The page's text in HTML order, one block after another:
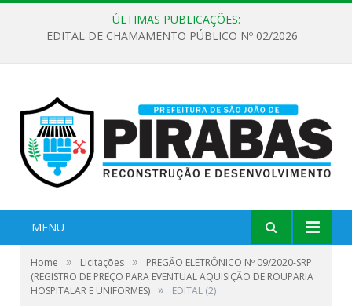
ÚLTIMAS PUBLICAÇÕES:
EDITAL DE CHAMAMENTO PÚBLICO Nº 02/2026
MENU
Home » Licitações »
PREGÃO ELETRÔNICO Nº 09/2020-SRP
(REGISTRO DE PREÇO PARA EVENTUAL AQUISIÇÃO DE ROUPARIA
HOSPITALAR E UNIFORMES) » EDITAL (2)